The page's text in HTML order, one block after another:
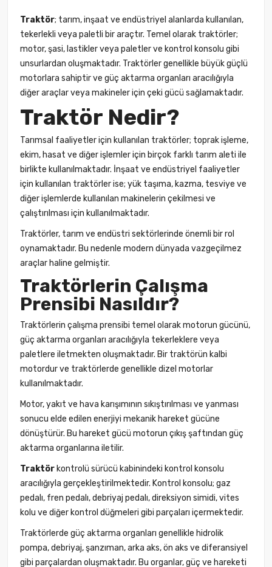
Traktör; tarım, inşaat ve endüstriyel alanlarda kullanılan,
tekerlekli veya paletli bir araçtır. Temel olarak traktörler;
motor, şasi, lastikler veya paletler ve kontrol konsolu gibi
unsurlardan oluşmaktadır. Traktörler genellikle büyük güçlü
motorlara sahiptir ve güç aktarma organları aracılığıyla
diğer araçlar veya makineler için çeki gücü sağlamaktadır.
Traktör Nedir?
Tarımsal faaliyetler için kullanılan traktörler; toprak işleme,
ekim, hasat ve diğer işlemler için birçok farklı tarım aleti ile
birlikte kullanılmaktadır. İnşaat ve endüstriyel faaliyetler
için kullanılan traktörler ise; yük taşıma, kazma, tesviye ve
diğer işlemlerde kullanılan makinelerin çekilmesi ve
çalıştırılması için kullanılmaktadır.
Traktörler, tarım ve endüstri sektörlerinde önemli bir rol
oynamaktadır. Bu nedenle modern dünyada vazgeçilmez
araçlar haline gelmiştir.
Traktörlerin Çalışma
Prensibi Nasıldır?
Traktörlerin çalışma prensibi temel olarak motorun gücünü,
güç aktarma organları aracılığıyla tekerleklere veya
paletlere iletmekten oluşmaktadır. Bir traktörün kalbi
motordur ve traktörlerde genellikle dizel motorlar
kullanılmaktadır.
Motor, yakıt ve hava karışımının sıkıştırılması ve yanması
sonucu elde edilen enerjiyi mekanik hareket gücüne
dönüştürür. Bu hareket gücü motorun çıkış şaftından güç
aktarma organlarına iletilir.
Traktör kontrolü sürücü kabinindeki kontrol konsolu
aracılığıyla gerçekleştirilmektedir. Kontrol konsolu; gaz
pedalı, fren pedalı,debriyaj pedalı, direksiyon simidi, vites
kolu ve diğer kontrol düğmeleri gibi parçaları içermektedir.
Traktörlerde güç aktarma organları genellikle hidrolik
pompa, debriyaj, şanzıman, arka aks, ön aks ve diferansiyel
gibi parçalardan oluşmaktadır. Bu organlar, güç ve hareketi